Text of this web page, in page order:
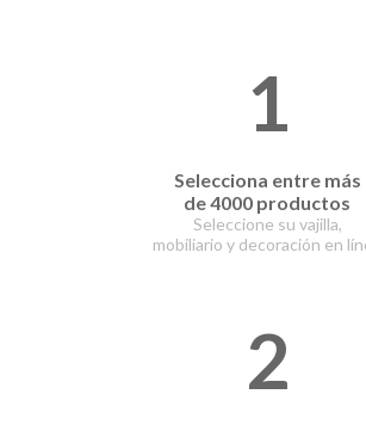
1
Selecciona entre más
de 4000 productos
Seleccione su vajilla,
mobiliario y decoración en
2